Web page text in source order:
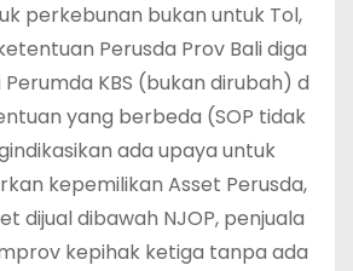
perkebunan bukan untuk Tol,
Perusda Prov Bali diga
KBS (bukan dirubah) d
yang berbeda (SOP tidak
ada upaya untuk
kepemilikan Asset Perusda,
dijual dibawah NJOP, penjuala
kepihak ketiga tanpa ada